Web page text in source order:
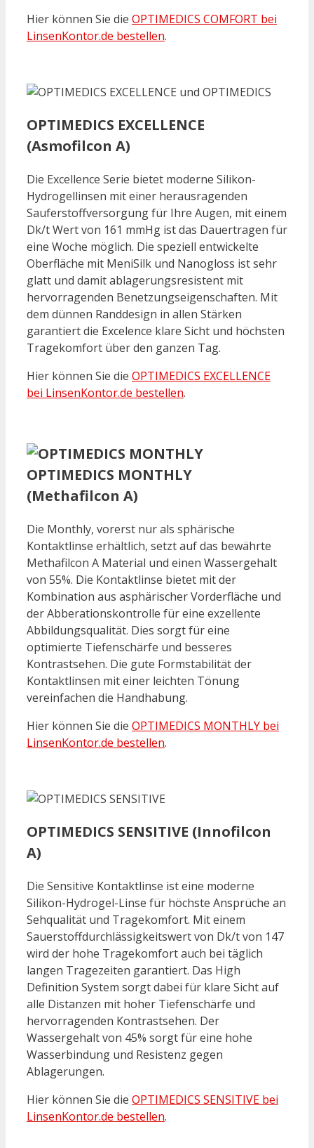
Hier können Sie die OPTIMEDICS COMFORT bei
LinsenKontor.de bestellen.
OPTIMEDICS EXCELLENCE
(Asmofilcon A)
Die Excellence Serie bietet moderne Silikon-
Hydrogellinsen mit einer herausragenden
Sauferstoffversorgung für Ihre Augen, mit einem
Dk/t Wert von 161 mmHg ist das Dauertragen für
eine Woche möglich. Die speziell entwickelte
Oberfläche mit MeniSilk und Nanogloss ist sehr
glatt und damit ablagerungsresistent mit
hervorragenden Benetzungseigenschaften. Mit
dem dünnen Randdesign in allen Stärken
garantiert die Excelence klare Sicht und höchsten
Tragekomfort über den ganzen Tag.
Hier können Sie die OPTIMEDICS EXCELLENCE
bei LinsenKontor.de bestellen.
OPTIMEDICS MONTHLY
(Methafilcon A)
Die Monthly, vorerst nur als sphärische
Kontaktlinse erhältlich, setzt auf das bewährte
Methafilcon A Material und einen Wassergehalt
von 55%. Die Kontaktlinse bietet mit der
Kombination aus asphärischer Vorderfläche und
der Abberationskontrolle für eine exzellente
Abbildungsqualität. Dies sorgt für eine
optimierte Tiefenschärfe und besseres
Kontrastsehen. Die gute Formstabilität der
Kontaktlinsen mit einer leichten Tönung
vereinfachen die Handhabung.
Hier können Sie die OPTIMEDICS MONTHLY bei
LinsenKontor.de bestellen.
OPTIMEDICS SENSITIVE (Innofilcon
A)
Die Sensitive Kontaktlinse ist eine moderne
Silikon-Hydrogel-Linse für höchste Ansprüche an
Sehqualität und Tragekomfort. Mit einem
Sauerstoffdurchlässigkeitswert von Dk/t von 147
wird der hohe Tragekomfort auch bei täglich
langen Tragezeiten garantiert. Das High
Definition System sorgt dabei für klare Sicht auf
alle Distanzen mit hoher Tiefenschärfe und
hervorragenden Kontrastsehen. Der
Wassergehalt von 45% sorgt für eine hohe
Wasserbindung und Resistenz gegen
Ablagerungen.
Hier können Sie die OPTIMEDICS SENSITIVE bei
LinsenKontor.de bestellen.